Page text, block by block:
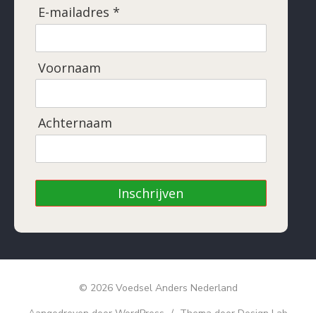
E-mailadres *
Voornaam
Achternaam
Inschrijven
© 2026 Voedsel Anders Nederland